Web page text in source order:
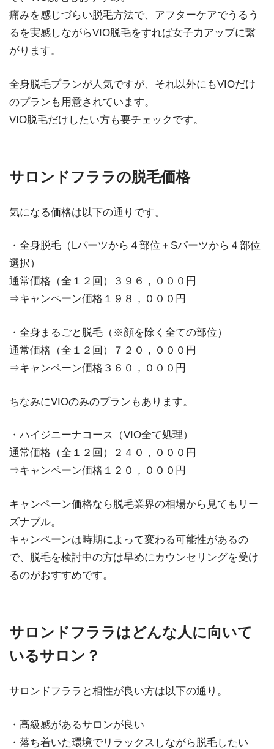
痛みを感じづらい脱毛方法で、アフターケアでうるう
るを実感しながらVIO脱毛をすれば女子力アップに繋
がります。
全身脱毛プランが人気ですが、それ以外にもVIOだけ
のプランも用意されています。
VIO脱毛だけしたい方も要チェックです。
サロンドフララの脱毛価格
気になる価格は以下の通りです。
・全身脱毛（Lパーツから４部位＋Sパーツから４部位
選択）
通常価格（全１２回）３９６，０００円
⇒キャンペーン価格１９８，０００円
・全身まるごと脱毛（※顔を除く全ての部位）
通常価格（全１２回）７２０，０００円
⇒キャンペーン価格３６０，０００円
ちなみにVIOのみのプランもあります。
・ハイジニーナコース（VIO全て処理）
通常価格（全１２回）２４０，０００円
⇒キャンペーン価格１２０，０００円
キャンペーン価格なら脱毛業界の相場から見てもリー
ズナブル。
キャンペーンは時期によって変わる可能性があるの
で、脱毛を検討中の方は早めにカウンセリングを受け
るのがおすすめです。
サロンドフララはどんな人に向いて
いるサロン？
サロンドフララと相性が良い方は以下の通り。
・高級感があるサロンが良い
・落ち着いた環境でリラックスしながら脱毛したい